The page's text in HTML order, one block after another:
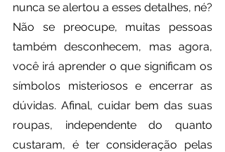
nunca se alertou a esses detalhes, né?
Não se preocupe, muitas pessoas
também desconhecem, mas agora,
você irá aprender o que significam os
símbolos misteriosos e encerrar as
dúvidas. Afinal, cuidar bem das suas
roupas, independente do quanto
custaram, é ter consideração pelas